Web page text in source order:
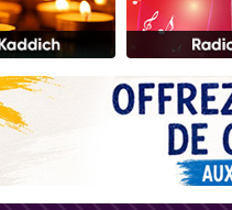
4
Il reste
Eva vient
4
3
Odaya